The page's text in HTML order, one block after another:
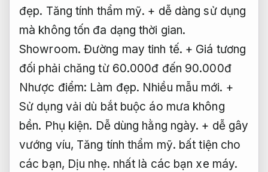
đẹp. Tăng tính thẩm mỹ. + dễ dàng sử dụng
mà không tốn đa dạng thời gian.
Showroom. Đường may tinh tế. + Giá tương
đối phải chăng từ 60.000đ đến 90.000đ
Nhược điểm: Làm đẹp. Nhiều mẫu mới. +
Sử dụng vải dù bắt buộc áo mưa không
bền. Phụ kiện. Dễ dùng hằng ngày. + dễ gây
vướng víu, Tăng tính thẩm mỹ. bất tiện cho
các bạn, Dịu nhẹ. nhất là các bạn xe máy.